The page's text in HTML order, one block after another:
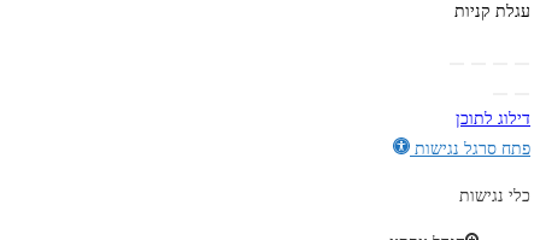
עגלת קניות
דילוג לתוכן
פתח סרגל נגישות
כלי נגישות